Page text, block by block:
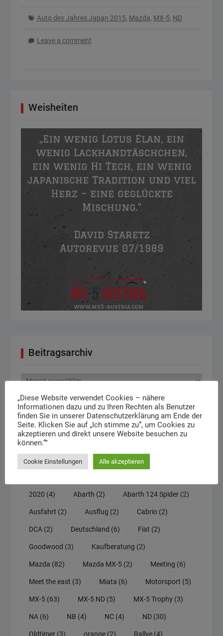
Auto des Jahres Japan 2015, Mazda, MX-5, ND
Leave a comment
Weisheiten
Beitragsarchiv
Beitragsarchiv
Schlagwörter
30th Anniversary(2) 100 Jahre Mazda
2020 (4) Abarth (2) Abarth 124 Spider(2)
Ausfahrt (2) Ausflug (2) Cabrio(2)
DCA(2) Deutschland (6) Fiat (2)
Goodwood (3) Kaufberatung (2)
Mazda (82) Mazda MX-5(2) Meeting (6)
Meet the east (3) Miata (6) Motorsport (5)
MX-5(63) MX-5 ND(5) MX-5 Trophy(3)
NA(6) NB (4) NC(4) ND(30)
Oldtimer(3) orange(2) Rallye(4)
„Diese Website verwendet Cookies – nähere
Informationen dazu und zu Ihren Rechten als Benutzer
finden Sie in unserer Datenschutzerklärung am Ende der
Seite. Klicken Sie auf „Ich stimme zu“, um Cookies zu
akzeptieren und direkt unsere Website besuchen zu
können.“"
Cookie Einstellungen Alle akzeptieren